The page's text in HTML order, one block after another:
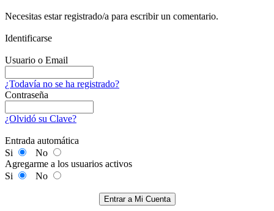
Necesitas estar registrado/a para escribir un comentario.
Identificarse
Usuario o Email
¿Todavía no se ha registrado?
Contraseña
¿Olvidó su Clave?
Entrada automática
Si
No
Agregarme a los usuarios activos
Si
No
Entrar a Mi Cuenta